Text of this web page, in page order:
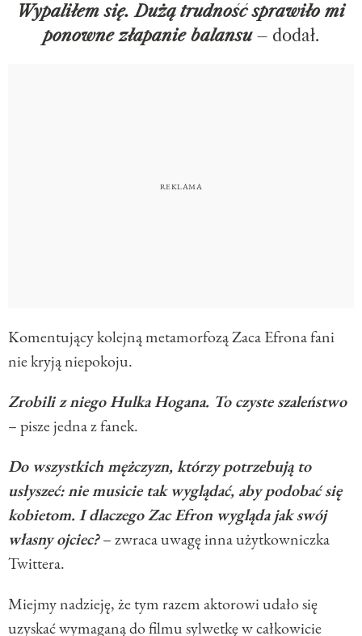
Wypaliłem się. Dużą trudność sprawiło mi
ponowne złapanie balansu– dodał.
Komentujący kolejną metamorfozą Zaca Efrona fani
nie kryją niepokoju.
Zrobili z niego Hulka Hogana. To czyste szaleństwo
– pisze jedna z fanek.
Do wszystkich mężczyzn, którzy potrzebują to
usłyszeć: nie musicie tak wyglądać, aby podobać się
kobietom. I dlaczego Zac Efron wygląda jak swój
własny ojciec?– zwraca uwagę inna użytkowniczka
Twittera.
Miejmy nadzieję, że tym razem aktorowi udało się
uzyskać wymaganą do filmu sylwetkę w całkowicie